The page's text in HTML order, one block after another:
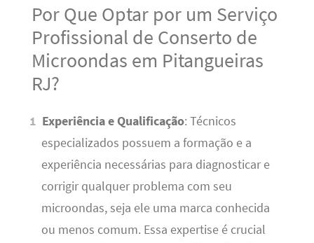
Por Que Optar por um Serviço
Profissional de Conserto de
Microondas em Pitangueiras
RJ?
Experiência e Qualificação: Técnicos
especializados possuem a formação e a
experiência necessárias para diagnosticar e
corrigir qualquer problema com seu
microondas, seja ele uma marca conhecida
ou menos comum. Essa expertise é crucial